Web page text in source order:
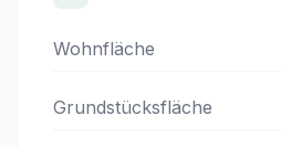
Wohnfläche
Grundstücksfläche